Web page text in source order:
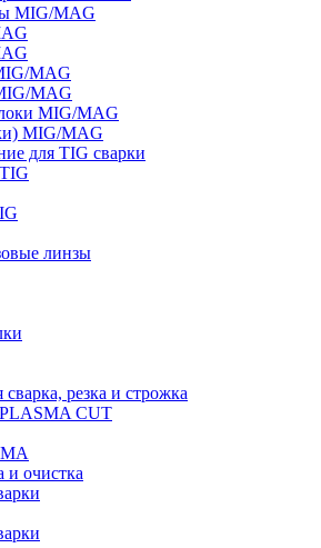
MIG/MAG
MAG
MAG
MIG/MAG
MIG/MAG
для TIG сварки
линзы
резка и строжка
CUT
и очистка